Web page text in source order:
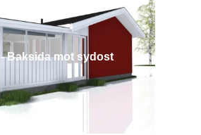
Baksida mot sydost